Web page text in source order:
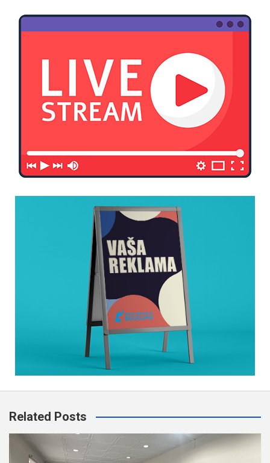
Related Posts